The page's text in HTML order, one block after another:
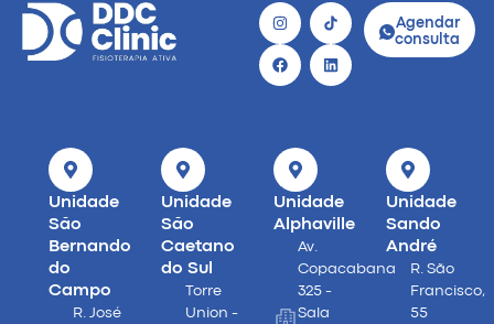
Agendar
consulta
Unidade
São
Bernando
do
Campo
R. José
Unidade
São
Caetano
do Sul
Torre
Union -
Unidade
Alphaville
Av.
Copacabana
325 -
Sala
Unidade
Sando
André
R. São
Francisco,
55